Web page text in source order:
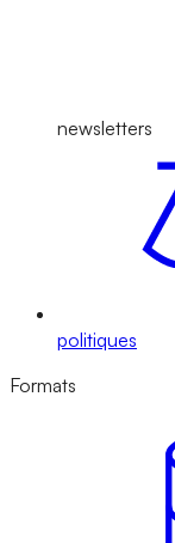
newsletters
politiques
Formats